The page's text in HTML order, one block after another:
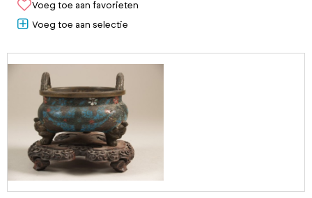
Voeg toe aan favorieten
Voeg toe aan selectie